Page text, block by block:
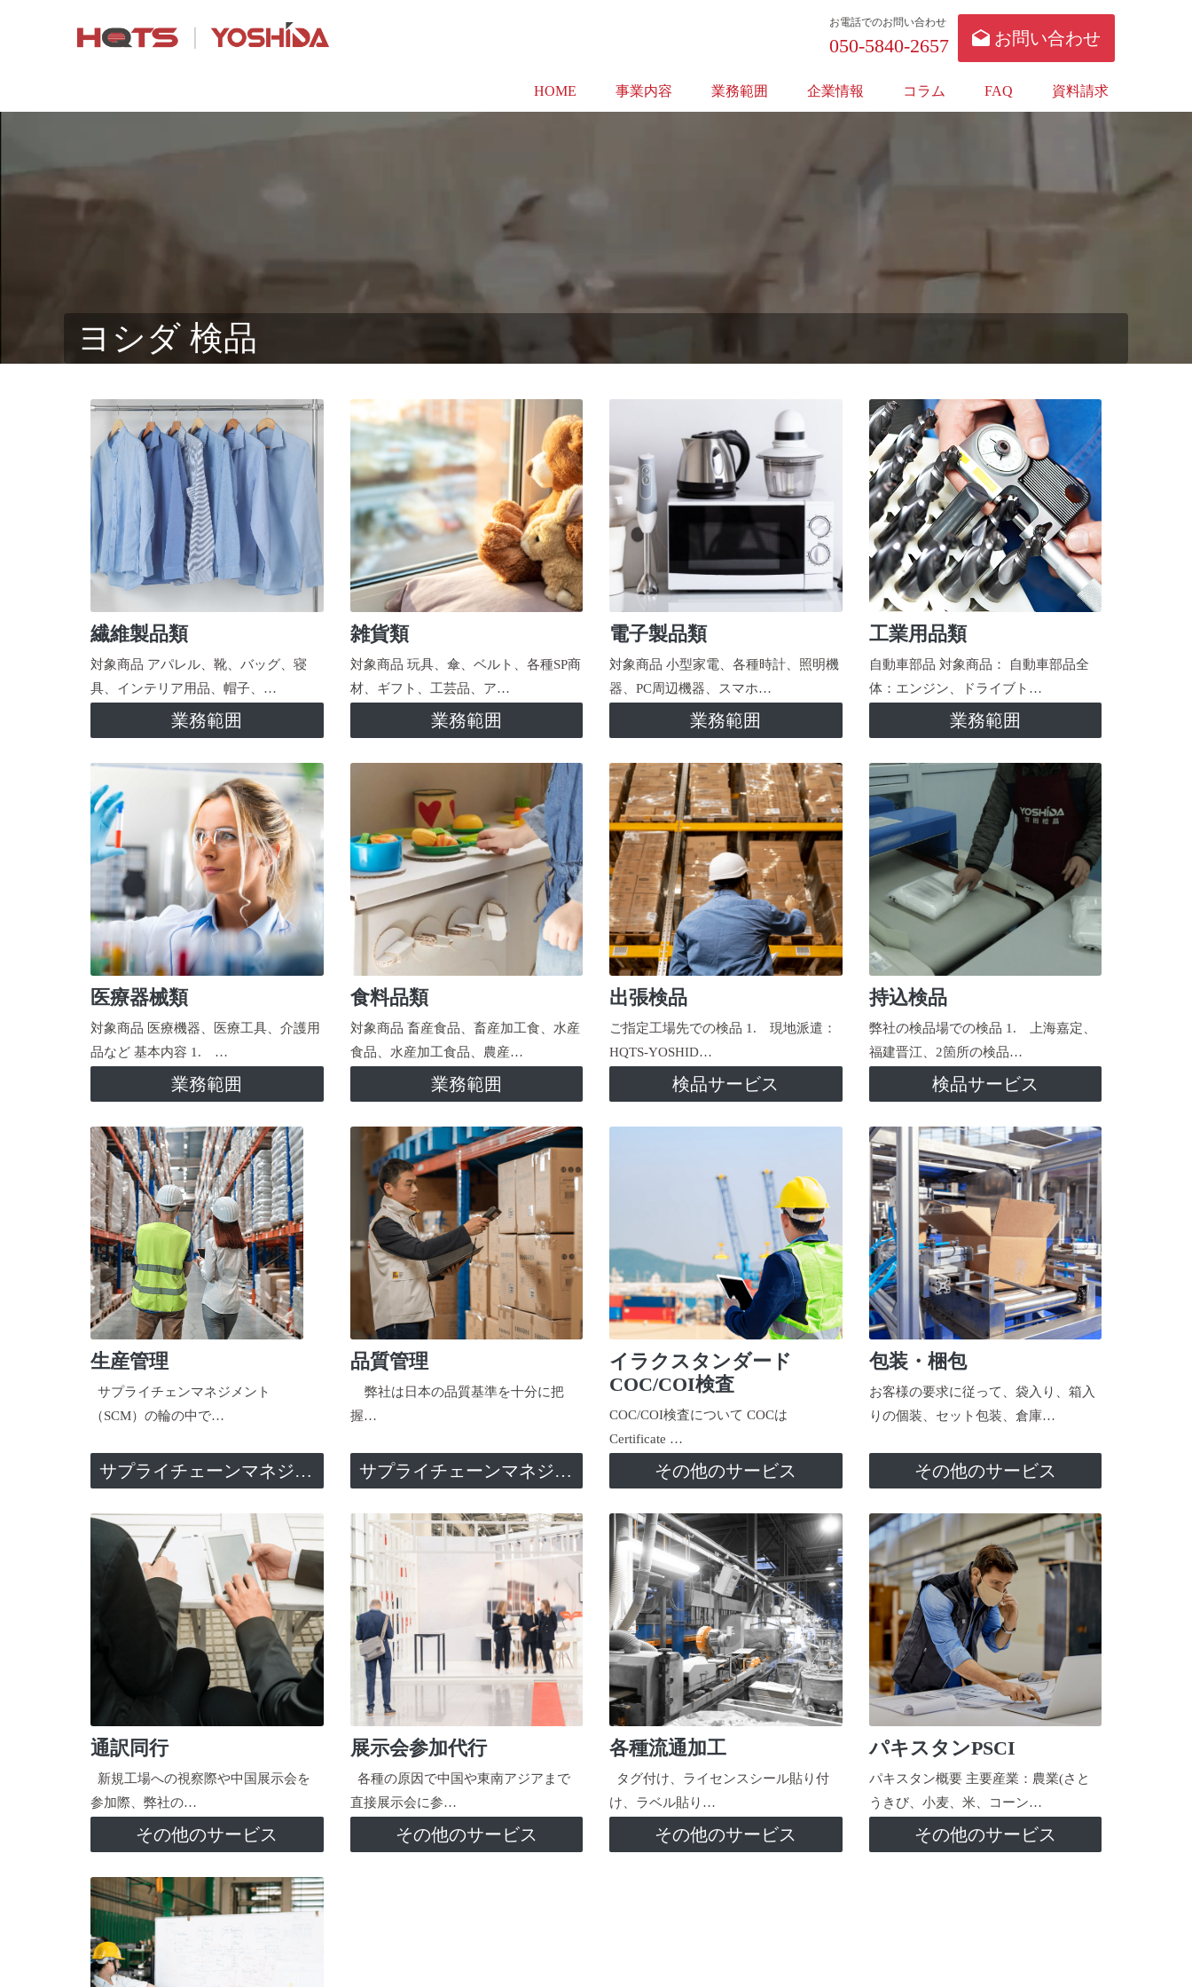
お電話でのお問い合わせ
050-5840-2657 お問い合わせ
HOME 事業内容 業務範囲 企業情報 コラム FAQ 資料請求
ヨシダ 検品
繊維製品類
対象商品 アパレル、靴、バッグ、寝
具、インテリア用品、帽子、…
業務範囲
雑貨類
対象商品 玩具、傘、ベルト、各種SP商
材、ギフト、工芸品、ア…
業務範囲
電子製品類
対象商品 小型家電、各種時計、照明機
器、PC周辺機器、スマホ…
業務範囲
工業用品類
自動車部品 対象商品： 自動車部品全
体：エンジン、ドライブト…
業務範囲
医療器械類
対象商品 医療機器、医療工具、介護用
品など 基本内容 1. …
業務範囲
食料品類
対象商品 畜産食品、畜産加工食、水産
食品、水産加工食品、農産…
業務範囲
出張検品
ご指定工場先での検品 1. 現地派遣：
HQTS-YOSHID…
検品サービス
持込検品
弊社の検品場での検品 1. 上海嘉定、
福建晋江、2箇所の検品…
検品サービス
生産管理
サプライチェンマネジメント
（SCM）の輪の中で…
サプライチェーンマネジメント
品質管理
弊社は日本の品質基準を十分に把
握…
サプライチェーンマネジメント
イラクスタンダード
COC/COI検査
COC/COI検査について COCは
Certificate …
その他のサービス
包装・梱包
お客様の要求に従って、袋入り、箱入
りの個装、セット包装、倉庫…
その他のサービス
通訳同行
新規工場への視察際や中国展示会を
参加際、弊社の…
その他のサービス
展示会参加代行
各種の原因で中国や東南アジアまで
直接展示会に参…
その他のサービス
各種流通加工
タグ付け、ライセンスシール貼り付
け、ラベル貼り…
その他のサービス
パキスタンPSCI
パキスタン概要 主要産業：農業(さと
うきび、小麦、米、コーン…
その他のサービス